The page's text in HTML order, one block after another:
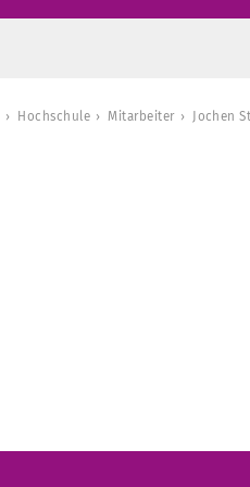
Hochschule Mitarbeiter Jochen